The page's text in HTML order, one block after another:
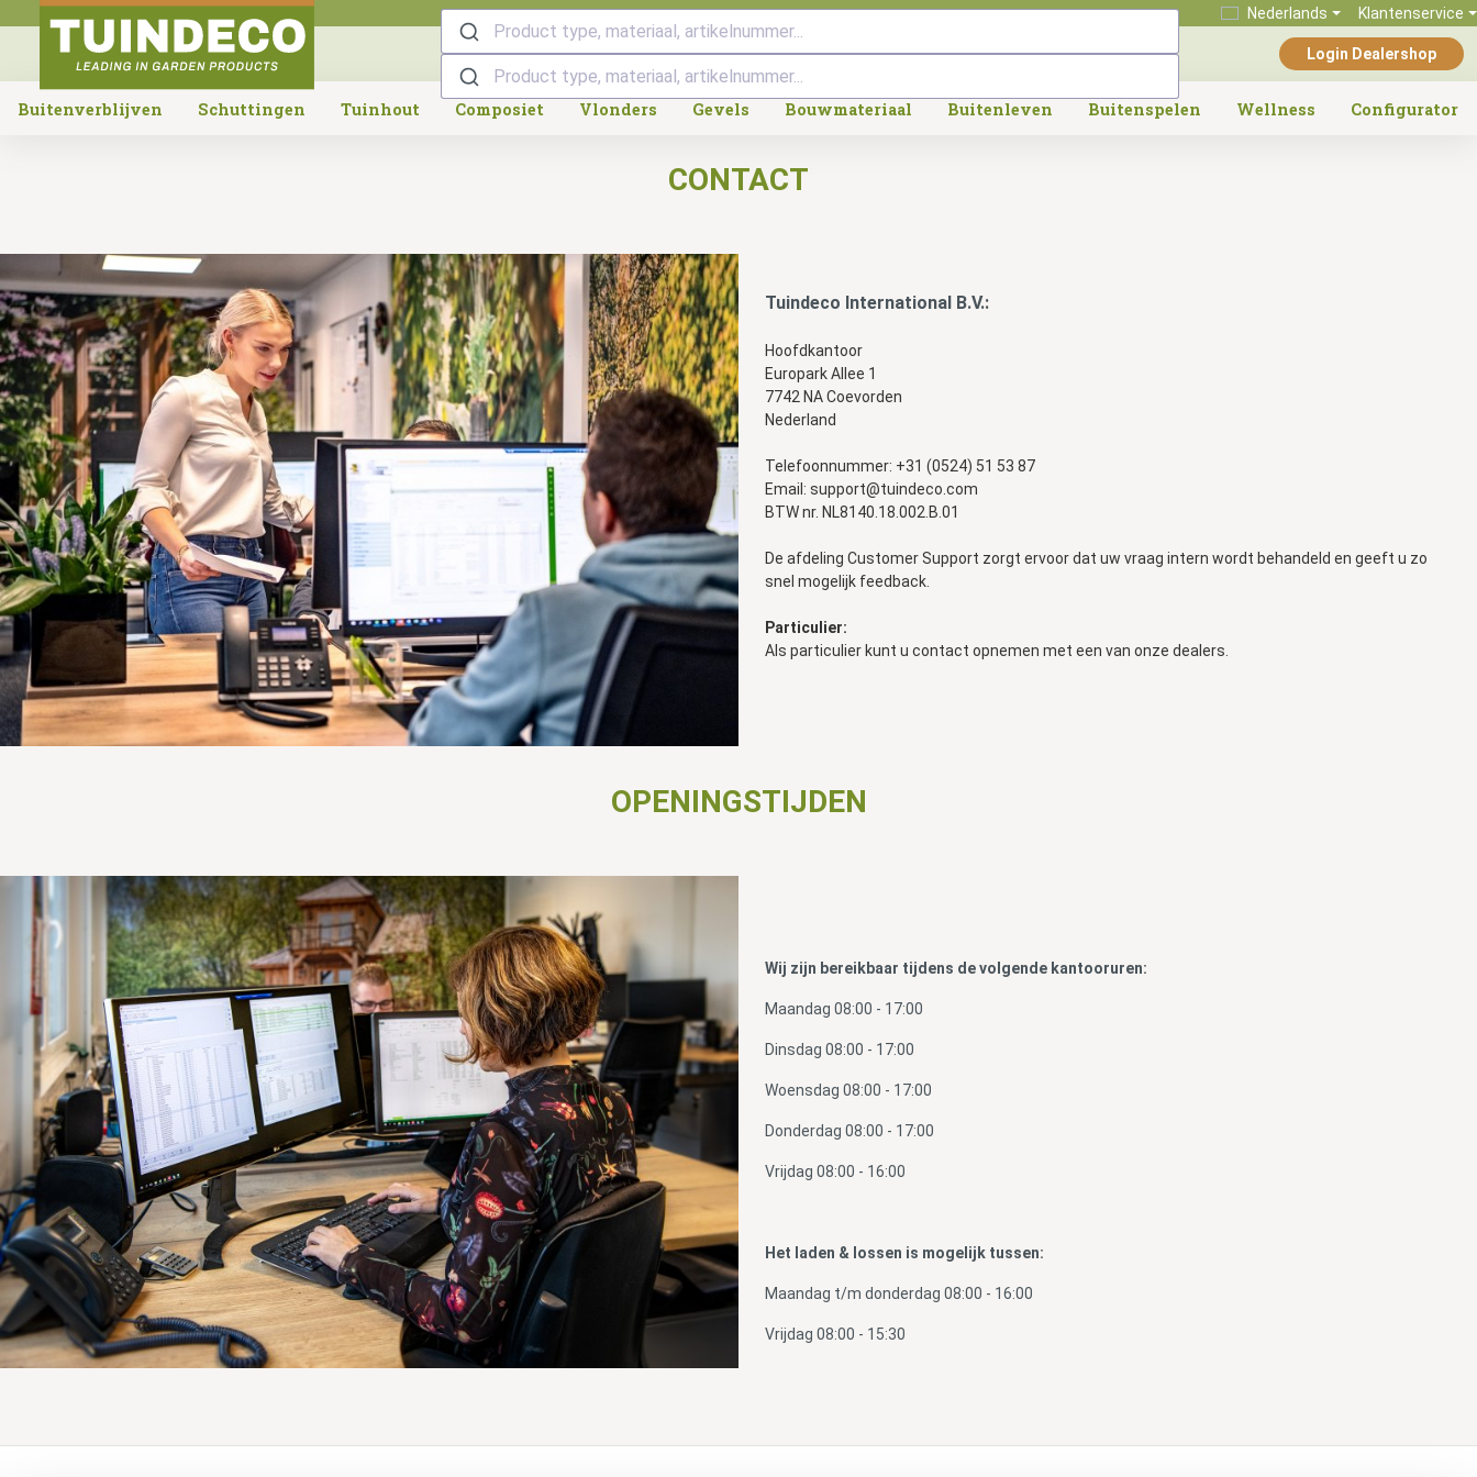
search Skip to main navigation
Nederlands Klantenservice
Product type, materiaal, artikelnummer...
Login Dealershop
Buitenverblijven Schuttingen Tuinhout Composiet Vlonders Gevels Bouwmateriaal Buitenleven Buitenspelen Wellness Configurator
CONTACT
Tuindeco International B.V.:
Hoofdkantoor
Europark Allee 1
7742 NA Coevorden
Nederland
Telefoonnummer: +31 (0524) 51 53 87
Email: support@tuindeco.com
BTW nr. NL8140.18.002.B.01
De afdeling Customer Support zorgt ervoor dat uw vraag intern wordt behandeld en geeft u zo
snel mogelijk feedback.
Particulier:
Als particulier kunt u contact opnemen met een van onze dealers.
OPENINGSTIJDEN
Wij zijn bereikbaar tijdens de volgende kantooruren:
Maandag 08:00 - 17:00
Dinsdag 08:00 - 17:00
Woensdag 08:00 - 17:00
Donderdag 08:00 - 17:00
Vrijdag 08:00 - 16:00
Het laden & lossen is mogelijk tussen:
Maandag t/m donderdag 08:00 - 16:00
Vrijdag 08:00 - 15:30